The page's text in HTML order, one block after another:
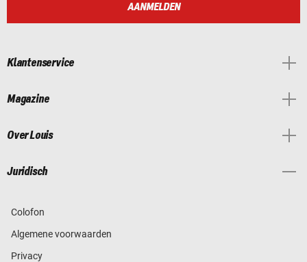
AANMELDEN
Klantenservice
Magazine
Over Louis
Juridisch
Colofon
Algemene voorwaarden
Privacy